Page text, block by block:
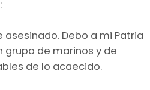
:
Debo a mi Patria
de marinos y de
de lo acaecido.